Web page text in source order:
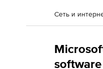
Сеть и
software